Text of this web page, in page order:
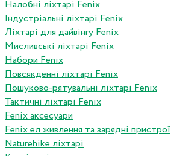
Налобні ліхтарі Fenix
Індустріальні ліхтарі Fenix
Ліхтарі для дайвінгу Fenix
Мисливські ліхтарі Fenix
Набори Fenix
Повсякденні ліхтарі Fenix
Пошуково-рятувальні ліхтарі Fenix
Тактичні ліхтарі Fenix
Fenix аксесуари
Fenix ел живлення та зарядні пристрої
Naturehike ліхтарі